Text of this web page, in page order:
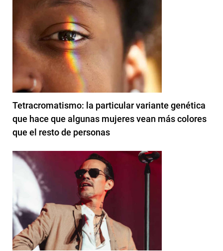
Tetracromatismo: la particular variante genética
que hace que algunas mujeres vean más colores
que el resto de personas